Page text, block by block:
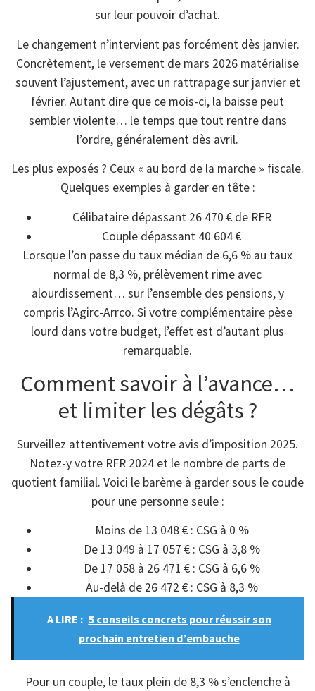
sur leur pouvoir d’achat.
Le changement n’intervient pas forcément dès janvier.
Concrètement, le versement de mars 2026 matérialise
souvent l’ajustement, avec un rattrapage sur janvier et
février. Autant dire que ce mois-ci, la baisse peut
sembler violente… le temps que tout rentre dans
l’ordre, généralement dès avril.
Les plus exposés ? Ceux « au bord de la marche » fiscale.
Quelques exemples à garder en tête :
Célibataire dépassant 26 470 € de RFR
Couple dépassant 40 604 €
Lorsque l’on passe du taux médian de 6,6 % au taux
normal de 8,3 %, prélèvement rime avec
alourdissement… sur l’ensemble des pensions, y
compris l’Agirc-Arrco. Si votre complémentaire pèse
lourd dans votre budget, l’effet est d’autant plus
remarquable.
Comment savoir à l’avance…
et limiter les dégâts ?
Surveillez attentivement votre avis d’imposition 2025.
Notez-y votre RFR 2024 et le nombre de parts de
quotient familial. Voici le barème à garder sous le coude
pour une personne seule :
Moins de 13 048 € : CSG à 0 %
De 13 049 à 17 057 € : CSG à 3,8 %
De 17 058 à 26 471 € : CSG à 6,6 %
Au-delà de 26 472 € : CSG à 8,3 %
A LIRE : 5 conseils concrets pour réussir son
prochain entretien d’embauche
Pour un couple, le taux plein de 8,3 % s’enclenche à